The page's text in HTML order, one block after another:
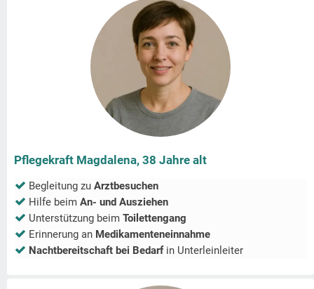
Pflegekraft Magdalena, 38 Jahre alt
Begleitung zu Arztbesuchen
Hilfe beim An- und Ausziehen
Unterstützung beim Toilettengang
Erinnerung an Medikamenteneinnahme
Nachtbereitschaft bei Bedarfin Unterleinleiter